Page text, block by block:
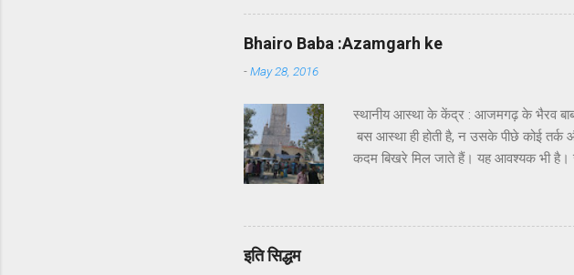
और भगवान शिव की पूजा की थी। यहाँ पर
किया । इन्हीं कुंडों का नाम रामतीर्थ,
अवश्य होता है। स्थानीय दर्शनों में हनुमा...
Bhairo Baba :Azamgarh ke
-May 28, 2016
स्थानीय आस्था के केंद्र :
बस आस्था ही होती है, न उसके पीछे कोई
कदम बिखरे मिल जाते हैं। यह आवश्यक भी है।
विशाल जनसंख्या को यदि कहीं से संबल मिलता
स्तर पर वह किसी का सहारा नहीं बन सकता !
इति सिद्धम